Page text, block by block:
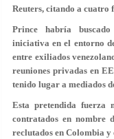
Reuters, citando a cuatro
Prince habría buscado
iniciativa en el entorno
entre exiliados
reuniones privadas en
tenido lugar a mediados
Esta pretendida fuerza
contratados en nombre
reclutados en Colombia